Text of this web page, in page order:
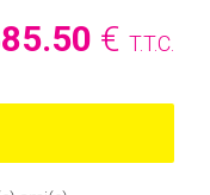
.50 € T.T.C.